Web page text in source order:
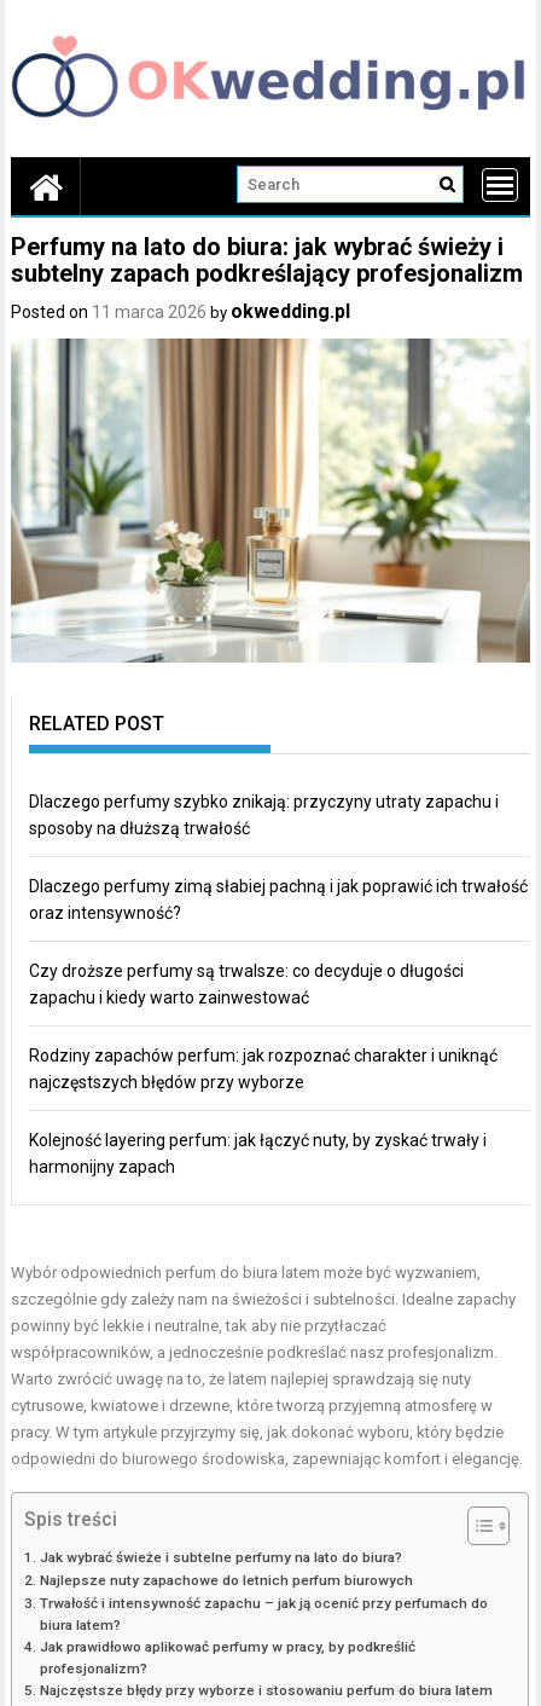
content
Perfumy na lato do biura: jak wybrać świeży i
subtelny zapach podkreślający profesjonalizm
Posted on 11 marca 2026 by okwedding.pl
RELATED POST
Dlaczego perfumy szybko znikają: przyczyny utraty zapachu i
sposoby na dłuższą trwałość
Dlaczego perfumy zimą słabiej pachną i jak poprawić ich trwałość
oraz intensywność?
Czy droższe perfumy są trwalsze: co decyduje o długości
zapachu i kiedy warto zainwestować
Rodziny zapachów perfum: jak rozpoznać charakter i uniknąć
najczęstszych błędów przy wyborze
Kolejność layering perfum: jak łączyć nuty, by zyskać trwały i
harmonijny zapach
Wybór odpowiednich perfum do biura latem może być wyzwaniem,
szczególnie gdy zależy nam na świeżości i subtelności. Idealne zapachy
powinny być lekkie i neutralne, tak aby nie przytłaczać
współpracowników, a jednocześnie podkreślać nasz profesjonalizm.
Warto zwrócić uwagę na to, że latem najlepiej sprawdzają się nuty
cytrusowe, kwiatowe i drzewne, które tworzą przyjemną atmosferę w
pracy. W tym artykule przyjrzymy się, jak dokonać wyboru, który będzie
odpowiedni do biurowego środowiska, zapewniając komfort i elegancję.
Spis treści
Jak wybrać świeże i subtelne perfumy na lato do biura?
Najlepsze nuty zapachowe do letnich perfum biurowych
Trwałość i intensywność zapachu – jak ją ocenić przy perfumach do
biura latem?
Jak prawidłowo aplikować perfumy w pracy, by podkreślić
profesjonalizm?
Najczęstsze błędy przy wyborze i stosowaniu perfum do biura latem